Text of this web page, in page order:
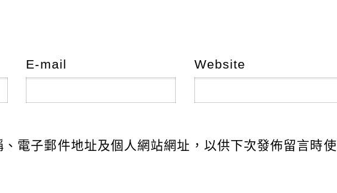
E-mail Website
、電子郵件地址及個人網站網址，以供下次發佈留言時使